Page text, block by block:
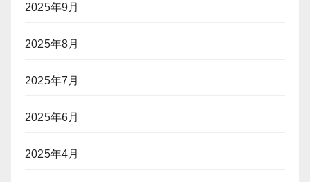
2025年9月
2025年8月
2025年7月
2025年6月
2025年4月